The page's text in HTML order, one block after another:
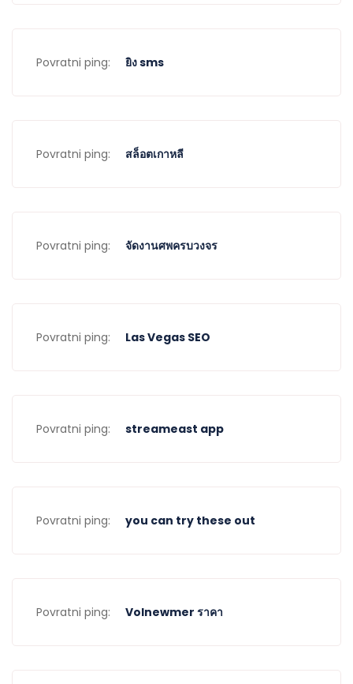
Povratni ping: ยิง sms
Povratni ping: สล็อตเกาหลี
Povratni ping: จัดงานศพครบวงจร
Povratni ping: Las Vegas SEO
Povratni ping: streameast app
Povratni ping: you can try these out
Povratni ping: Volnewmer ราคา